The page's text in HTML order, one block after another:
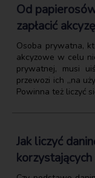
Od
zapłacić akcyzę
Osoba prywatna,
akcyzowe w celu
prywatnej, musi
przewozi ich „na
Powinna też liczyć
Jak liczyć